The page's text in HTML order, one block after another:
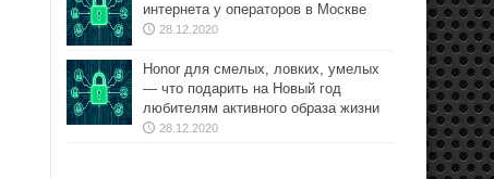
интернета у операторов в Москве
28.12.2020
Honor для смелых, ловких, умелых
— что подарить на Новый год
любителям активного образа жизни
28.12.2020